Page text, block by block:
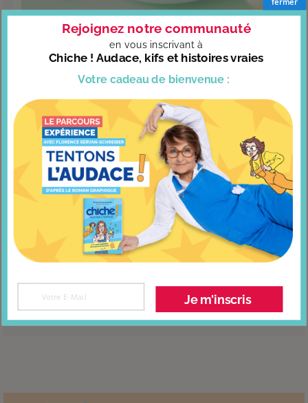
Croquettes de cabillaud toutes douces
Tourte sablée aux pommes @chefsylvieberger
Votre cadeaude bienvenue :
Rejoignez notre communauté
en vous inscrivant à
Chiche ! Audace, kifs et histoires vraies
Je m'inscris